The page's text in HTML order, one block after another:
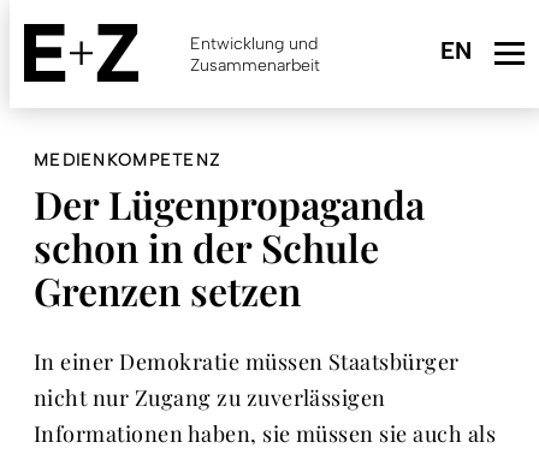
Skip
main
content
Entwicklung und
Zusammenarbeit
MEDIENKOMPETENZ
Der Lügenpropaganda
schon in der Schule
Grenzen setzen
In einer Demokratie müssen Staatsbürger
nicht nur Zugang zu zuverlässigen
Informationen haben, sie müssen sie auch als